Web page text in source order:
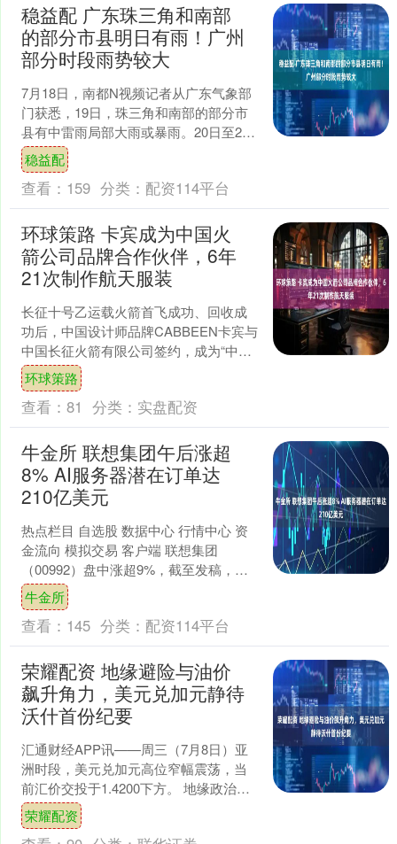
稳益配 广东珠三角和南部
的部分市县明日有雨！广州
部分时段雨势较大
7月18日，南都N视频记者从广东气象部
门获悉，19日，珠三角和南部的部分市
县有中雷雨局部大雨或暴雨。20日至21
日，广东西部和南部沿海市县有中雷雨
局部大雨或暴雨....
稳益配
查看： 159 分类： 配资114平台
环球策路 卡宾成为中国火
箭公司品牌合作伙伴，6年
21次制作航天服装
长征十号乙运载火箭首飞成功、回收成
功后，中国设计师品牌CABBEEN卡宾与
中国长征火箭有限公司签约，成为“中国
火箭公司品牌官方合作伙伴”，品牌创始
人兼艺术总监杨....
环球策路
查看： 81 分类： 实盘配资
牛金所 联想集团午后涨超
8% AI服务器潜在订单达
210亿美元
热点栏目 自选股 数据中心 行情中心 资
金流向 模拟交易 客户端 联想集团
（00992）盘中涨超9%，截至发稿，股
价上涨8.53%，现报22.66港元，成交额
2....
牛金所
查看： 145 分类： 配资114平台
荣耀配资 地缘避险与油价
飙升角力，美元兑加元静待
沃什首份纪要
汇通财经APP讯——周三（7月8日）亚
洲时段，美元兑加元高位窄幅震荡，当
前汇价交投于1.4200下方。 地缘政治风
险重燃——美军空袭伊朗并撤销其石油
出口许可，推....
荣耀配资